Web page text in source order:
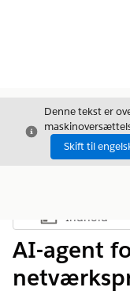
Luk
Denne tekst er
Skift til
Vis
Indhold
AI-agent